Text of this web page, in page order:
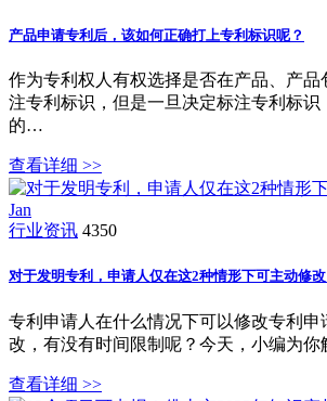
产品申请专利后，该如何正确打上专利标识呢？
作为专利权人有权选择是否在产品、产品
注专利标识，但是一旦决定标注专利标识
的…
查看详细 >>
Jan
行业资讯 4350
对于发明专利，申请人仅在这2种情形下可主动修改
专利申请人在什么情况下可以修改专利申
改，有没有时间限制呢？今天，小编为你
查看详细 >>